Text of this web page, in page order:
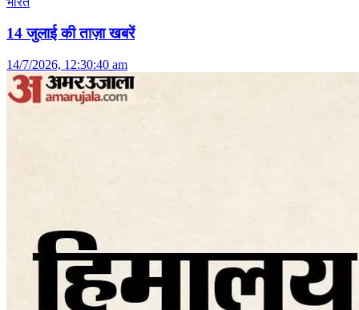
14 जुलाई की ताज़ा खबरें
14/7/2026, 12:30:40 am